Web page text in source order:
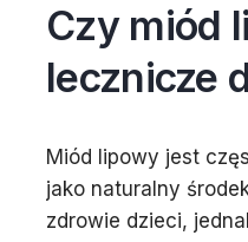
Czy miód
lecznicze
Miód lipowy jest
jako naturalny
zdrowie dzieci,